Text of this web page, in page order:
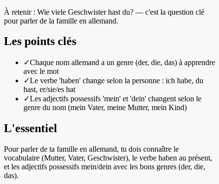
À retenir : Wie viele Geschwister hast du? — c'est la question clé
pour parler de la famille en allemand.
Les points clés
✓Chaque nom allemand a un genre (der, die, das) à apprendre
avec le mot
✓Le verbe 'haben' change selon la personne : ich habe, du
hast, er/sie/es hat
✓Les adjectifs possessifs 'mein' et 'dein' changent selon le
genre du nom (mein Vater, meine Mutter, mein Kind)
L'essentiel
Pour parler de ta famille en allemand, tu dois connaître le
vocabulaire (Mutter, Vater, Geschwister), le verbe haben au présent,
et les adjectifs possessifs mein/dein avec les bons genres (der, die,
das).